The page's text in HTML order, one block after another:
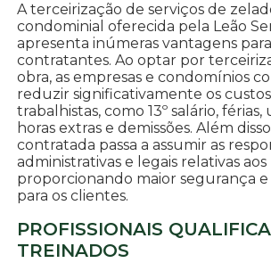
A terceirização de serviços de
condominial oferecida pela Leão
apresenta inúmeras vantagens
contratantes. Ao optar por
obra, as empresas e condomínios
reduzir significativamente os
trabalhistas, como 13º salário,
horas extras e demissões. Além
contratada passa a assumir as
administrativas e legais relativas aos
proporcionando maior segurança
para os clientes.
PROFISSIONAIS
TREINADOS